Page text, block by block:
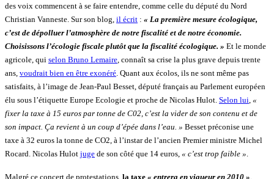
des voix commencent à se faire entendre, comme celle du député du Nord
Christian Vanneste. Sur son blog, il écrit : « La première mesure écologique,
c’est de dépolluer l’atmosphère de notre fiscalité et de notre économie.
Choisissons l’écologie fiscale plutôt que la fiscalité écologique. » Et le monde
agricole, qui selon Bruno Lemaire , connaît sa crise la plus grave depuis trente
ans, voudrait bien en être exonéré . Quant aux écolos, ils ne sont même pas
satisfaits, à l’image de Jean-Paul Besset, député français au Parlement européen
élu sous l’étiquette Europe Ecologie et proche de Nicolas Hulot. Selon lui «
fixer la taxe à 15 euros par tonne de C02, c’est la vider de son contenu et de
son impact. Ça revient à un coup d’épée dans l’eau. » Besset préconise une
taxe à 32 euros la tonne de CO2, à l’instar de l’ancien Premier ministre Michel
Rocard. Nicolas Hulot juge de son côté que 14 euros, « c’est trop faible »
Malgré ce concert de protestations, la taxe « entrera en vigueur en 2010 »